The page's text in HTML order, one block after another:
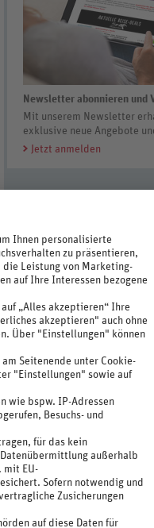
Newsletter abonnieren und
Mit unserem Newsletter
exklusive neue Angebote
Jetzt anmelden